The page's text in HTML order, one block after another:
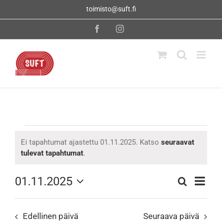
toimisto@suft.fi
FacebookInstagram
Tapahtumat
for
Notice
Ei tapahtumat ajastettu 01.11.2025. Katso seuraavat
tulevat tapahtumat.
Tapahtumat
Etsi Päivä
01.11.2025
Valitse
Edellinen päivä Seuraava päivä